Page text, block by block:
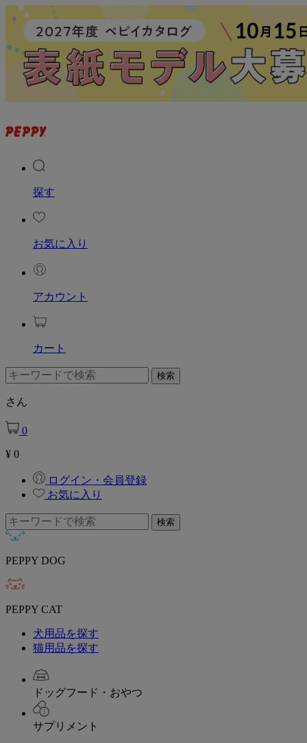
探す
お気に入り
アカウント
カート
さん
0
¥ 0
ログイン・会員登録
お気に入り
PEPPY DOG
PEPPY CAT
犬用品を探す
猫用品を探す
ドッグフード・おやつ
サプリメント